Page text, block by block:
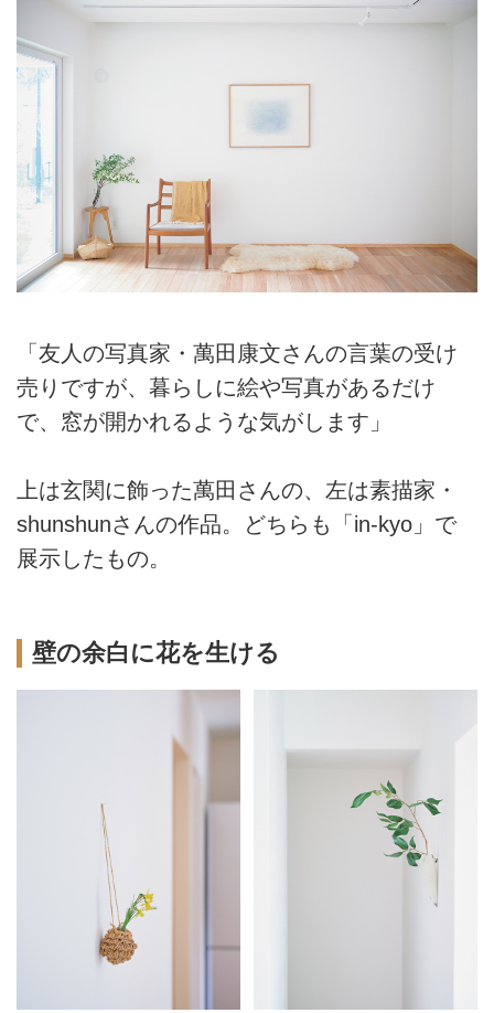
「友人の写真家・萬田康文さんの言葉の受け
売りですが、暮らしに絵や写真があるだけ
で、窓が開かれるような気がします」
上は玄関に飾った萬田さんの、左は素描家・
shunshunさんの作品。どちらも「in-kyo」で
展示したもの。
壁の余白に花を生ける